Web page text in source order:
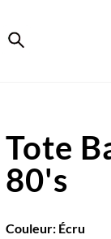
Tote
80's
Couleur: Écru